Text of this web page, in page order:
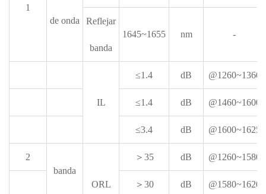
1
de onda Reflejar
banda
1645~1655 nm -
IL
≤1.4 dB @1260~1360
≤1.4 dB @1460~1600
≤3.4 dB @1600~1625
2
banda
ORL
＞35 dB @1260~1580
＞30 dB @1580~1620